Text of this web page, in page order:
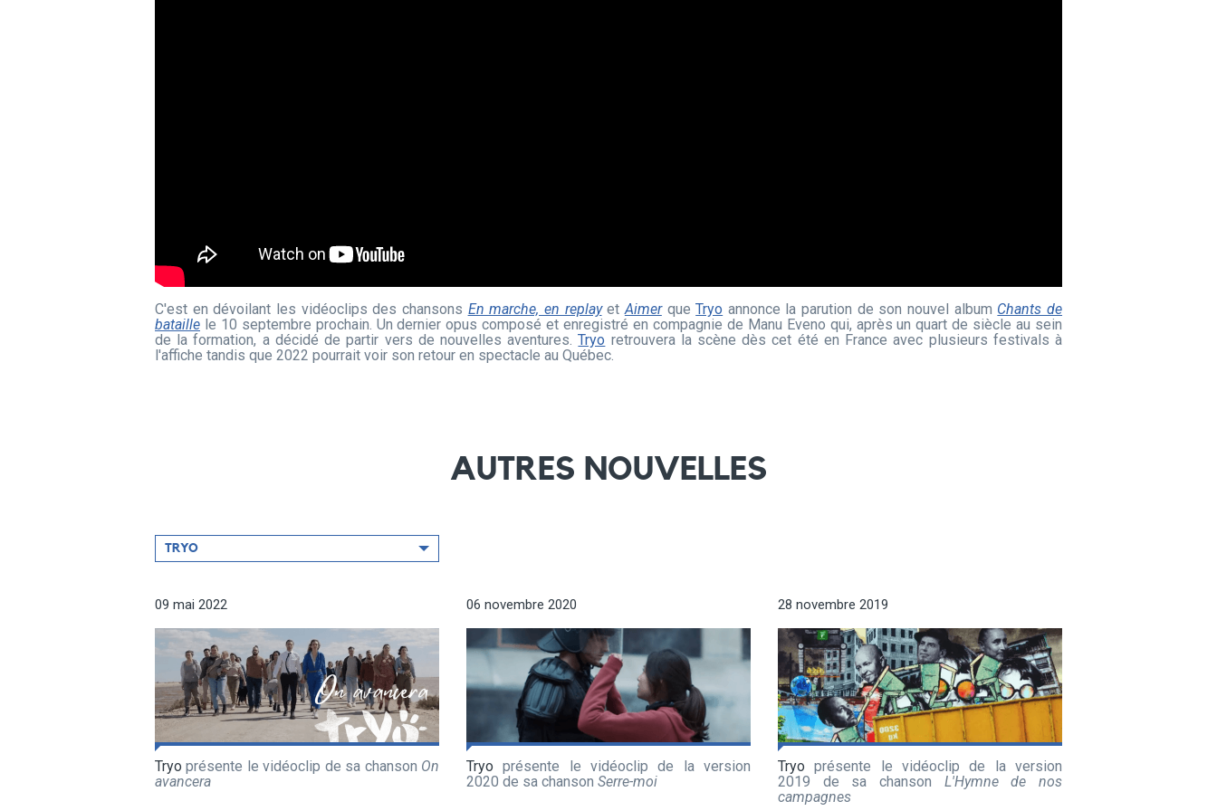
C'est en dévoilant les vidéoclips des chansons En marche, en replayet AimerqueTryo annonce la parution de son nouvel album Chants de
bataille le 10 septembre prochain. Un dernier opus composé et enregistré en compagnie de Manu Eveno qui, après un quart de siècle au sein
de la formation, a décidé de partir vers de nouvelles aventures.Tryo retrouvera la scène dès cet été en France avec plusieurs festivals à
l'affiche tandis que 2022 pourrait voir son retour en spectacle au Québec.
AUTRES NOUVELLES
Filtrer
par
TRYO
09 mai 2022
Tryo présente le vidéoclip de sa chanson On
avancera
06 novembre 2020
Tryo présente le vidéoclip de la version
2020 de sa chanson Serre-moi
28 novembre 2019
Tryo présente le vidéoclip de la version
2019 de sa chanson L'Hymne de nos
campagnes